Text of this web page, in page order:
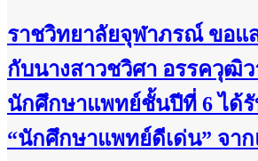
ราชวิทยาลัยจุฬาภรณ์ ขอแ
กับนางสาวชวิศา อรรควุฒิ
นักศึกษาแพทย์ชั้นปีที่ 6 ได้รั
“นักศึกษาแพทย์ดีเด่น” จา